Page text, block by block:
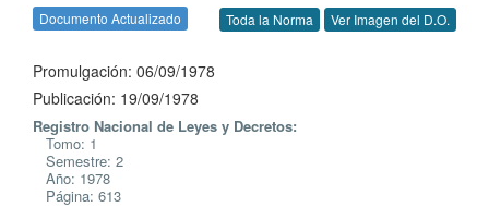
Documento Actualizado Toda la Norma Ver Imagen del D.O.
Promulgación: 06/09/1978
Publicación: 19/09/1978
Registro Nacional de Leyes y Decretos:
Tomo: 1
Semestre: 2
Año: 1978
Página: 613